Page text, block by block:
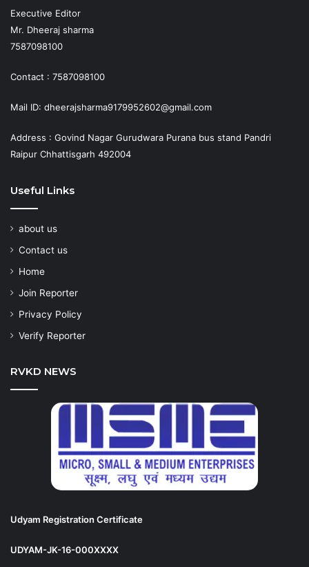
Executive Editor
Mr. Dheeraj sharma
7587098100
Contact : 7587098100
Mail ID: dheerajsharma9179952602@gmail.com
Address : Govind Nagar Gurudwara Purana bus stand Pandri
Raipur Chhattisgarh 492004
Useful Links
about us
Contact us
Home
Join Reporter
Privacy Policy
Verify Reporter
RVKD NEWS
Udyam Registration Certificate
UDYAM-JK-16-000XXXX